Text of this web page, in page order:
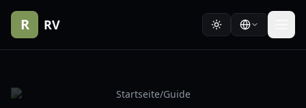
R RV
Startseite/Guide